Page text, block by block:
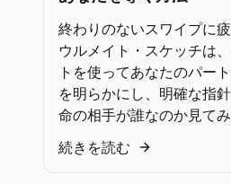
終わりのないスワイプに
ウルメイト・スケッチは
トを使ってあなたのパー
を明らかにし、明確な指
命の相手が誰なのか見て
続きを読む